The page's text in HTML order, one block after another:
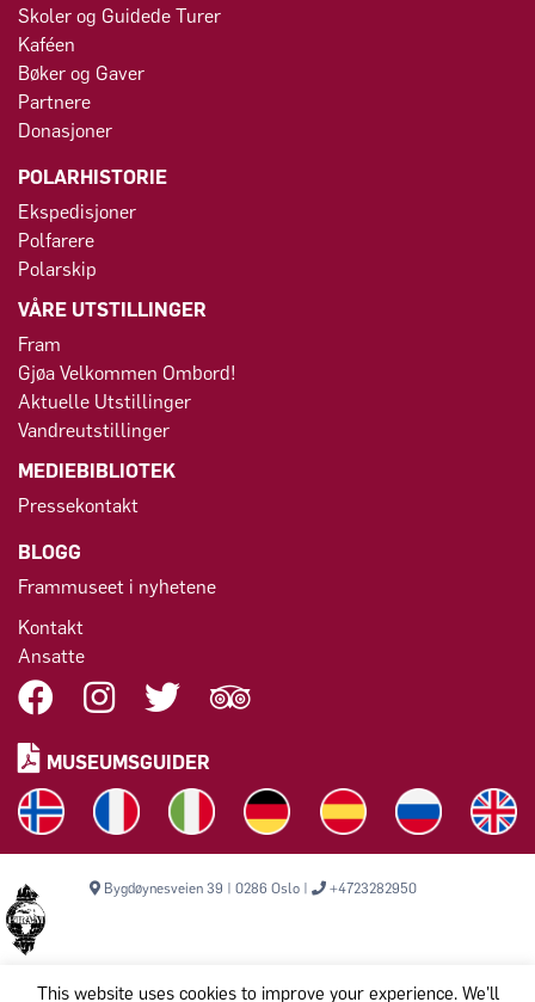
Skoler og Guidede Turer
Kaféen
Bøker og Gaver
Partnere
Donasjoner
POLARHISTORIE
Ekspedisjoner
Polfarere
Polarskip
VÅRE UTSTILLINGER
Fram
Gjøa Velkommen Ombord!
Aktuelle Utstillinger
Vandreutstillinger
MEDIEBIBLIOTEK
Pressekontakt
BLOGG
Frammuseet i nyhetene
Kontakt
Ansatte
MUSEUMSGUIDER
Bygdøynesveien 39 | 0286 Oslo | +4723282950
This website uses cookies to improve your experience. We'll